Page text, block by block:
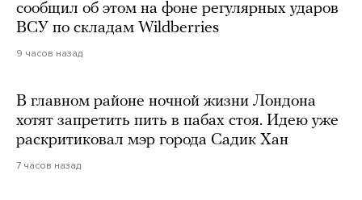
сообщил об этом на фоне регулярных ударов
ВСУ по складам Wildberries
9 часов назад
В главном районе ночной жизни Лондона
хотят запретить пить в пабах стоя. Идею уже
раскритиковал мэр города Садик Хан
7 часов назад